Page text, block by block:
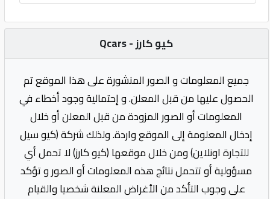
كيو كارز - Qcars
جميع المعلومات و الصور المنشورة على هذا الموقع تم
الحصول عليها من قبل المعلن. و إحتمالية وجود أخطاء في
المعلومات أو الصور المزودة من قبل المعلن أو خلال
إدخال المعلومة إلى الموقع واردة. ولذلك شركة (كيو سيل
للتجارة اونلاين) ومن خلال موقعها (كيو كارز) لا تحمل أي
مسؤولية أو تتحمل نتائج هذه المعلومات أو الصور و تؤكد
على وجوب التأكد من الأغراض المعلنة شخصيا والقيام